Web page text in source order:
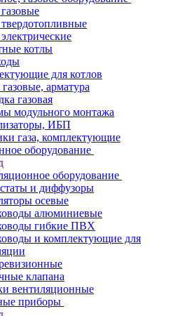
котлы
для котлов
арматура
газовая
модульного монтажа
ИБП
газа, комплектующие
оборудование
оборудование
и диффузоры
осевые
алюминиевые
гибкие ПВХ
и комплектующие для
клапана
вентиляционные
приборы